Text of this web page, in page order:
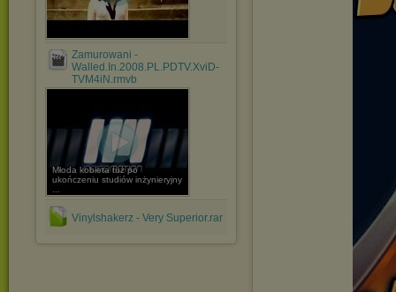
Zamurowani -
Walled.In.2008.PL.PDTV.XviD-
TVM4iN.rmvb
Młoda kobieta tuż po
ukończeniu studiów inżynieryjny
Vinylshakerz - Very Superior.rar